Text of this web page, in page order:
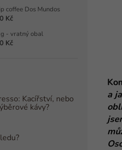
coffee Dos Mundos
Kč
- vratný obal
Kč
Kacířství, nebo
kávy?
a